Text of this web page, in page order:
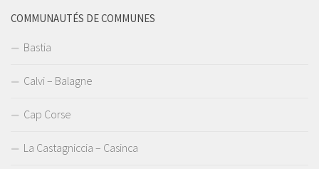
COMMUNAUTÉS DE COMMUNES
Bastia
Calvi – Balagne
Cap Corse
La Castagniccia – Casinca